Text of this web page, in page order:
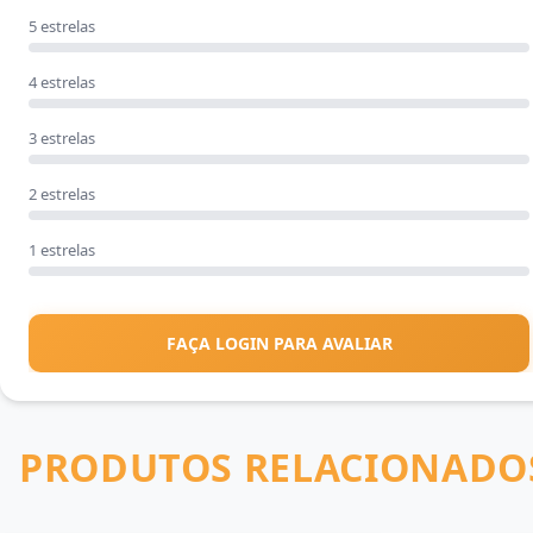
5 estrelas
4 estrelas
3 estrelas
2 estrelas
1 estrelas
FAÇA LOGIN PARA AVALIAR
PRODUTOS